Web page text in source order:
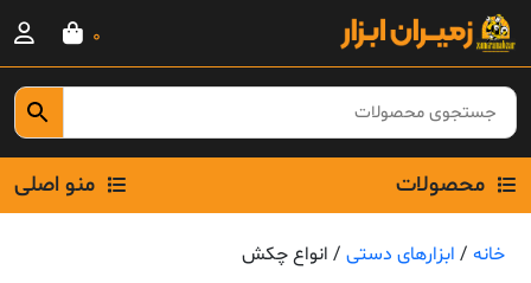
Skip
content
0
محصولات منو اصلی
خانه / ابزارهای دستی / انواع چکش